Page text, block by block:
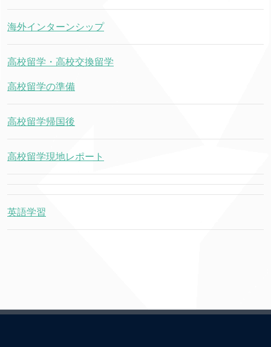
海外インターンシップ
高校留学・高校交換留学
高校留学の準備
高校留学帰国後
高校留学現地レポート
英語学習